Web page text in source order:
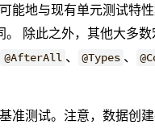
能地与现有单元测试特性
。 除此之外，其他大多数
@AfterAll 、 @Types 、
准测试。注意，数据创